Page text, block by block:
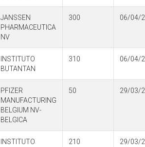
JANSSEN
PHARMACEUTICA
NV
300 06/04/
INSTITUTO
BUTANTAN
310 06/04/
PFIZER
MANUFACTURING
BELGIUM NV-
BELGICA
50 29/03/
INSTITUTO
210 29/03/